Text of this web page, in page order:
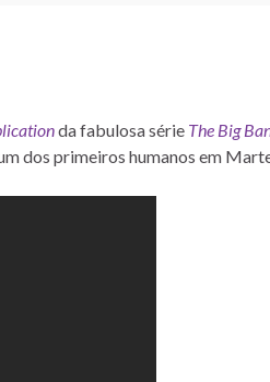
da fabulosa série The Big
dos primeiros humanos em